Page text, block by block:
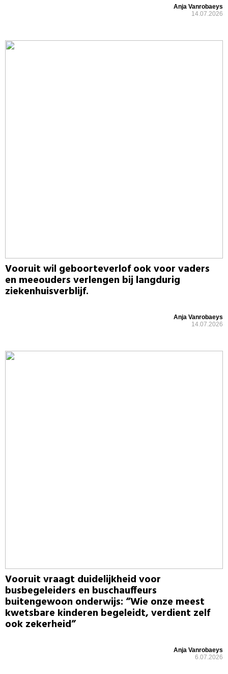
Anja Vanrobaeys
14.07.2026
Vooruit wil geboorteverlof ook voor vaders
en meeouders verlengen bij langdurig
ziekenhuisverblijf.
Anja Vanrobaeys
14.07.2026
Vooruit vraagt duidelijkheid voor
busbegeleiders en buschauffeurs
buitengewoon onderwijs: “Wie onze meest
kwetsbare kinderen begeleidt, verdient zelf
ook zekerheid”
Anja Vanrobaeys
6.07.2026